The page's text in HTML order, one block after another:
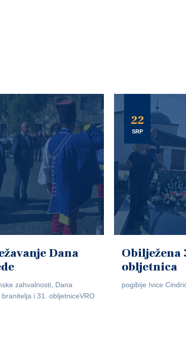
Dana
zahvalnosti, Dana
branitelja i 31. obljetniceVRO
22
SRP
Obilježena
obljetnica
pogibije Ivice